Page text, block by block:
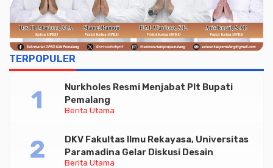
TERPOPULER
Berita Utama
Nurkholes Resmi Menjabat Plt Bupati
Pemalang
Berita Utama
DKV Fakultas Ilmu Rekayasa, Universitas
Paramadina Gelar Diskusi Desain